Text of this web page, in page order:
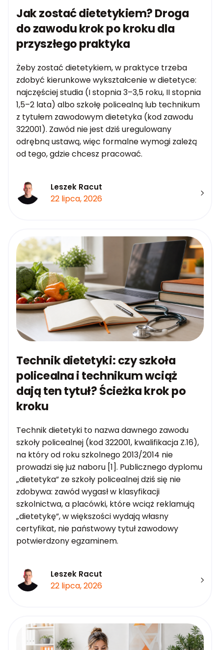
Jak zostać dietetykiem? Droga
do zawodu krok po kroku dla
przyszłego praktyka
Żeby zostać dietetykiem, w praktyce trzeba
zdobyć kierunkowe wykształcenie w dietetyce:
najczęściej studia (I stopnia 3–3,5 roku, II stopnia
1,5–2 lata) albo szkołę policealną lub technikum
z tytułem zawodowym dietetyka (kod zawodu
322001). Zawód nie jest dziś uregulowany
odrębną ustawą, więc formalne wymogi zależą
od tego, gdzie chcesz pracować.
Leszek Racut
22 lipca, 2026
Technik dietetyki: czy szkoła
policealna i technikum wciąż
dają ten tytuł? Ścieżka krok po
kroku
Technik dietetyki to nazwa dawnego zawodu
szkoły policealnej (kod 322001, kwalifikacja Z.16),
na który od roku szkolnego 2013/2014 nie
prowadzi się już naboru [1]. Publicznego dyplomu
„dietetyka” ze szkoły policealnej dziś się nie
zdobywa: zawód wygasł w klasyfikacji
szkolnictwa, a placówki, które wciąż reklamują
„dietetykę”, w większości wydają własny
certyfikat, nie państwowy tytuł zawodowy
potwierdzony egzaminem.
Leszek Racut
22 lipca, 2026